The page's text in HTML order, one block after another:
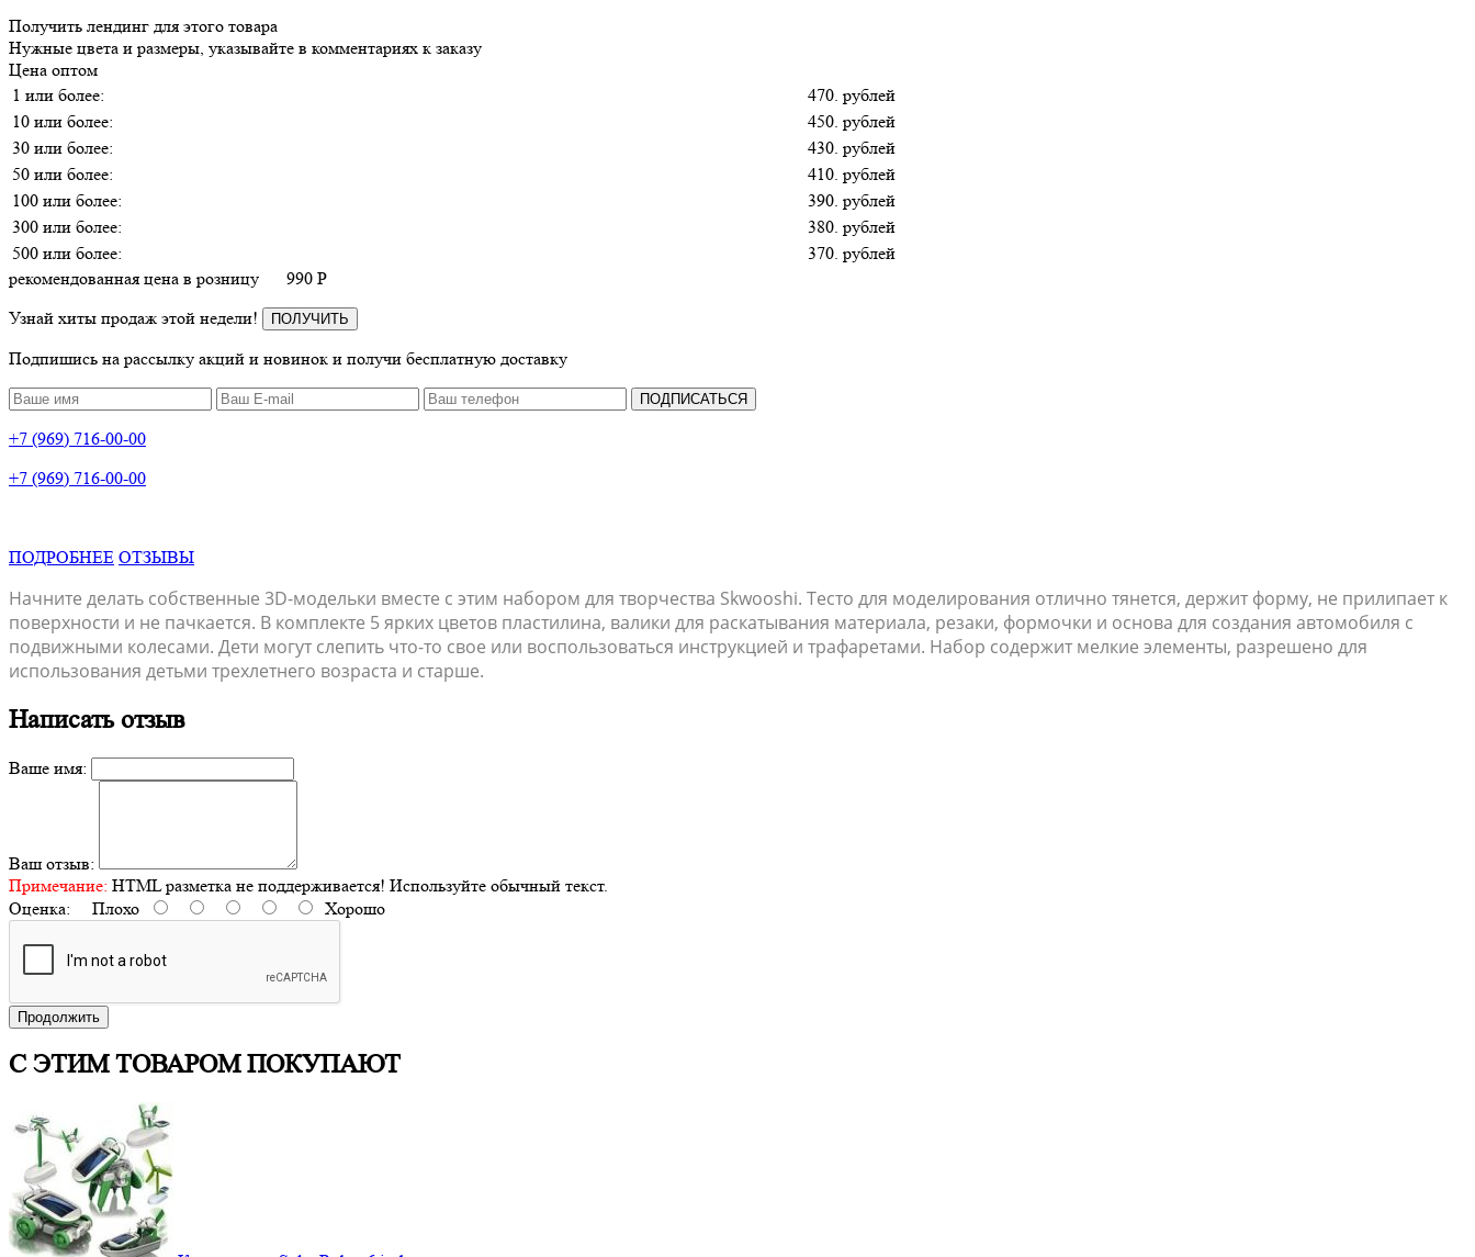
Получить лендинг для этого товара
Нужные цвета и размеры, указывайте в комментариях к заказу
Цена оптом
1 или более:
470. рублей
10 или более:
450. рублей
30 или более:
430. рублей
50 или более:
410. рублей
100 или более:
390. рублей
300 или более:
380. рублей
500 или более:
370. рублей
рекомендованная цена в розницу
990 P
Узнай хиты продаж этой недели!
ПОЛУЧИТЬ
Подпишись на рассылку акций и новинок и получи бесплатную доставку
ПОДПИСАТЬСЯ
+7 (969) 716-00-00
+7 (969) 716-00-00
ПОДРОБНЕЕ ОТЗЫВЫ
Начните делать собственные 3D-модельки вместе с этим набором для творчества Skwooshi. Тесто для моделирования отлично тянется, держит форму, не прилипает к
поверхности и не пачкается. В комплекте 5 ярких цветов пластилина, валики для раскатывания материала, резаки, формочки и основа для создания автомобиля с
подвижными колесами. Дети могут слепить что-то свое или воспользоваться инструкцией и трафаретами. Набор содержит мелкие элементы, разрешено для
использования детьми трехлетнего возраста и старше.
Написать отзыв
Ваше имя:
Ваш отзыв:
Примечание: HTML разметка не поддерживается! Используйте обычный текст.
Оценка: Плохо Хорошо
Продолжить
С ЭТИМ ТОВАРОМ ПОКУПАЮТ